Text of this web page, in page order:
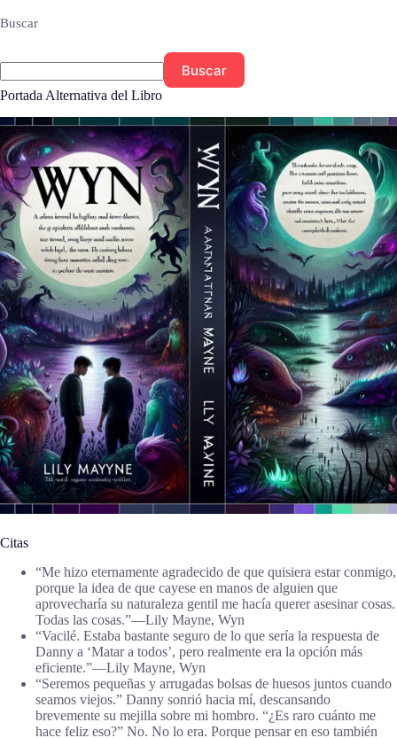
Buscar
Buscar
Portada Alternativa del Libro
Citas
“Me hizo eternamente agradecido de que quisiera estar conmigo,
porque la idea de que cayese en manos de alguien que
aprovecharía su naturaleza gentil me hacía querer asesinar cosas.
Todas las cosas.”―Lily Mayne, Wyn
“Vacilé. Estaba bastante seguro de lo que sería la respuesta de
Danny a ‘Matar a todos’, pero realmente era la opción más
eficiente.”―Lily Mayne, Wyn
“Seremos pequeñas y arrugadas bolsas de huesos juntos cuando
seamos viejos.” Danny sonrió hacia mí, descansando
brevemente su mejilla sobre mi hombro. “¿Es raro cuánto me
hace feliz eso?” No. No lo era. Porque pensar en eso también